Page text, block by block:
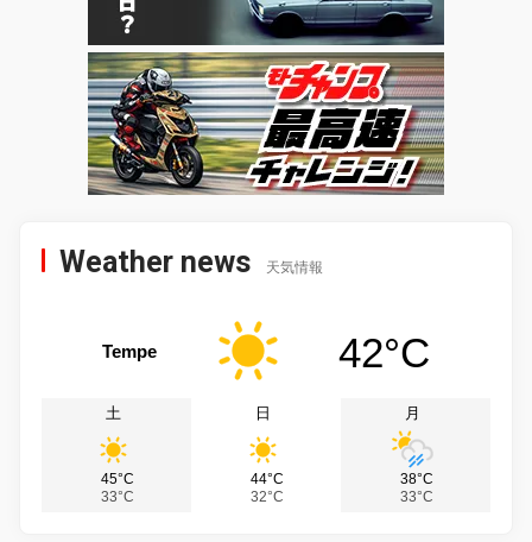
Weather news 天気情報
Tempe 42°C
土
45°C
33°C
日
44°C
32°C
月
38°C
33°C